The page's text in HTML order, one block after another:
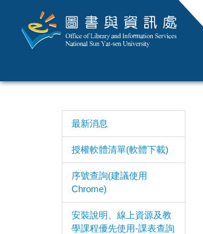
最新消息
授權軟體清單(軟體下載)
序號查詢(建議使用
Chrome)
安裝說明、線上資源及教
學課程優先使用-課表查詢